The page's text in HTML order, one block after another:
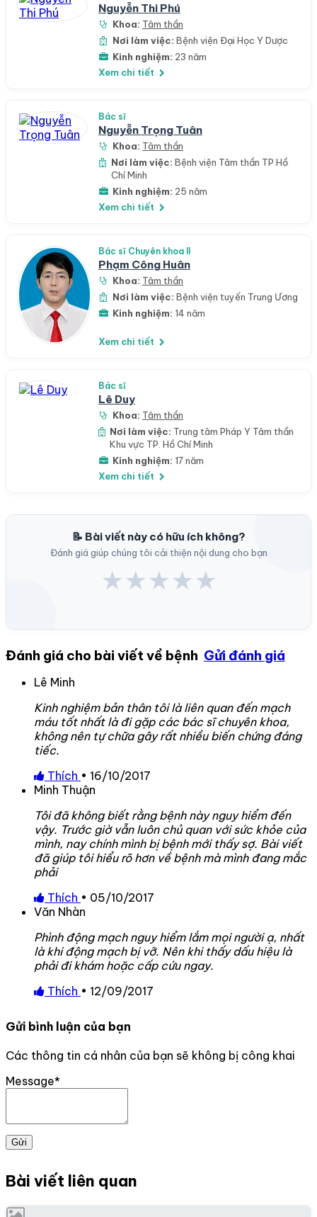
Nguyễn Thi Phú
Khoa: Tâm thần
Nơi làm việc: Bệnh viện Đại Học Y Dược
Kinh nghiệm: 23 năm
Xem chi tiết
Bác sĩ
Nguyễn Trọng Tuân
Khoa: Tâm thần
Nơi làm việc: Bệnh viện Tâm thần TP Hồ
Chí Minh
Kinh nghiệm: 25 năm
Xem chi tiết
Bác sĩ Chuyên khoa II
Phạm Công Huân
Khoa: Tâm thần
Nơi làm việc: Bệnh viện tuyến Trung Ương
Kinh nghiệm: 14 năm
Xem chi tiết
Bác sĩ
Lê Duy
Khoa: Tâm thần
Nơi làm việc: Trung tâm Pháp Y Tâm thần
Khu vực TP. Hồ Chí Minh
Kinh nghiệm: 17 năm
Xem chi tiết
📝 Bài viết này có hữu ích không?
Đánh giá giúp chúng tôi cải thiện nội dung cho bạn
★★★★★
Đánh giá cho bài viết về bệnh Gửi đánh giá
Lê Minh
Kinh nghiệm bản thân tôi là liên quan đến mạch
máu tốt nhất là đi gặp các bác sĩ chuyên khoa,
không nên tự chữa gây rất nhiều biến chứng đáng
tiếc.
Thích • 16/10/2017
Minh Thuận
Tôi đã không biết rằng bệnh này nguy hiểm đến
vậy. Trước giờ vẫn luôn chủ quan với sức khỏe của
mình, nay chính mình bị bệnh mới thấy sợ. Bài viết
đã giúp tôi hiểu rõ hơn về bệnh mà mình đang mắc
phải
Thích • 05/10/2017
Văn Nhàn
Phình động mạch nguy hiểm lắm mọi người ạ, nhất
là khi động mạch bị vỡ. Nên khi thấy dấu hiệu là
phải đi khám hoặc cấp cứu ngay.
Thích • 12/09/2017
Gửi bình luận của bạn
Các thông tin cá nhân của bạn sẽ không bị công khai
Message*
Gửi
Bài viết liên quan